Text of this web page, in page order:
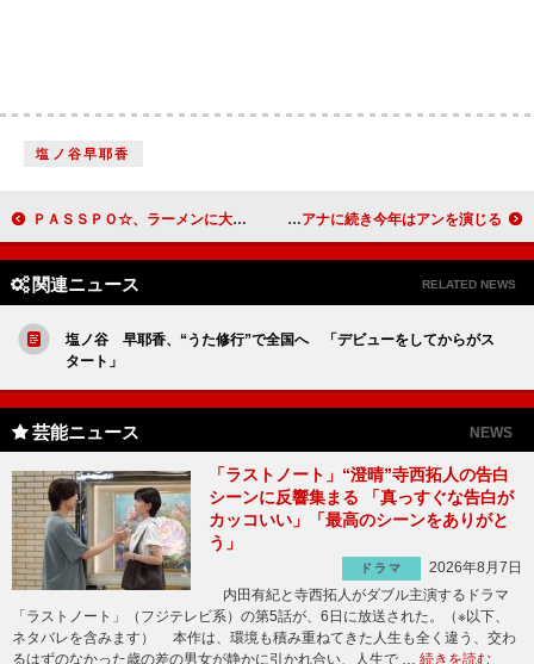
塩ノ谷早耶香
ＰＡＳＳＰＯ☆、ラーメンに大満足 リーダー根岸は「ＰＡＳＳＰＯ☆の掃除機」 高橋愛、矢口真里に「早く元気になってほしい」 昨年のダイアナに続き今年はアンを演じる
関連ニュース RELATED NEWS
塩ノ谷 早耶香、“うた修行”で全国へ 「デビューをしてからがス
タート」
芸能ニュース NEWS
「ラストノート」“澄晴”寺西拓人の告白
シーンに反響集まる 「真っすぐな告白が
カッコいい」「最高のシーンをありがと
う」
ドラマ
2026年8月7日
内田有紀と寺西拓人がダブル主演するドラマ
「ラストノート」（フジテレビ系）の第5話が、6日に放送された。（※以下、
ネタバレを含みます） 本作は、環境も積み重ねてきた人生も全く違う、交わ
るはずのなかった歳の差の男女が静かに引かれ合い、人生で … 続きを読む